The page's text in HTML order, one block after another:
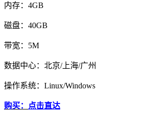
内存：4GB
磁盘：40GB
带宽：5M
数据中心：北京/上海/广州
操作系统：Linux/Windows
购买： 点击直达